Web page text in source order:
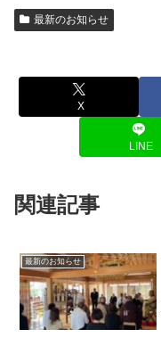
最新のお知らせ
X
LINE
関連記事
最新のお知らせ